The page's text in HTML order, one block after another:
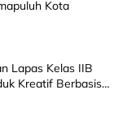
Kota
Lapas Kelas IIB
Kreatif Berbasis